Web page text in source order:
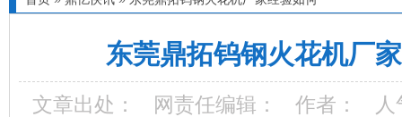
东莞鼎拓钨钢火花机厂
文章出处： 网责任编辑： 作者：